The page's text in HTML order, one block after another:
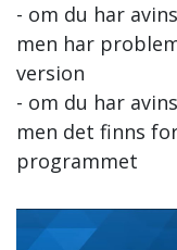
- om du har
men har
version
- om du har
men det finns
programmet